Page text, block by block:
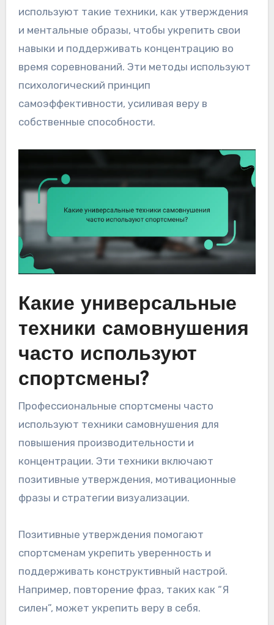
используют такие техники, как утверждения
и ментальные образы, чтобы укрепить свои
навыки и поддерживать концентрацию во
время соревнований. Эти методы используют
психологический принцип
самоэффективности, усиливая веру в
собственные способности.
Какие универсальные
техники самовнушения
часто используют
спортсмены?
Профессиональные спортсмены часто
используют техники самовнушения для
повышения производительности и
концентрации. Эти техники включают
позитивные утверждения, мотивационные
фразы и стратегии визуализации.
Позитивные утверждения помогают
спортсменам укрепить уверенность и
поддерживать конструктивный настрой.
Например, повторение фраз, таких как “Я
силен”, может укрепить веру в себя.